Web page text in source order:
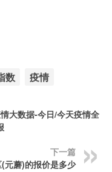
数 疫情
大数据-今日/今天疫情全网
下一篇
元蘑)的报价是多少